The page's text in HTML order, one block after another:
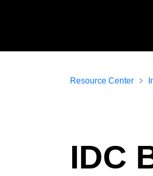
Resource Center
IDC